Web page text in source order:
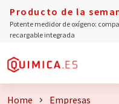
Producto de la
Potente medidor de oxígeno:
recargable integrada
Home Empresas